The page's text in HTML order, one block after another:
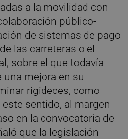
a la movilidad con
público-
de sistemas de pago
las carreteras o el
sobre el que todavía
una mejora en su
rigideces, como
sentido, al margen
en la convocatoria de
que la legislación